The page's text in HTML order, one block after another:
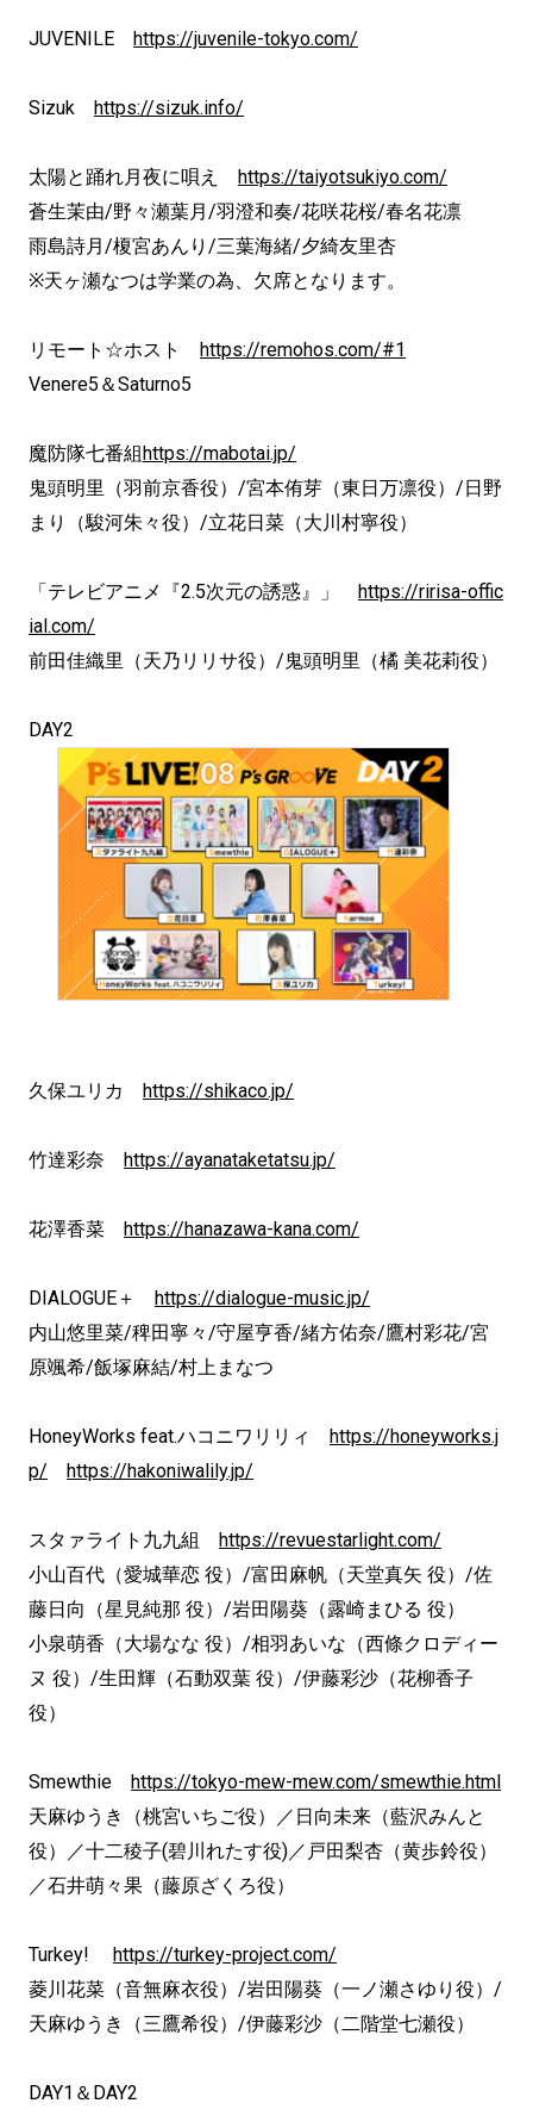
JUVENILE https://juvenile-tokyo.com/
Sizuk https://sizuk.info/
太陽と踊れ月夜に唄え https://taiyotsukiyo.com/
蒼生茉由/野々瀬葉月/羽澄和奏/花咲花桜/春名花凛
雨島詩月/榎宮あんり/三葉海緒/夕綺友里杏
※天ヶ瀬なつは学業の為、欠席となります。
リモート☆ホスト https://remohos.com/#1
Venere5＆Saturno5
魔防隊七番組https://mabotai.jp/
鬼頭明里（羽前京香役）/宮本侑芽（東日万凛役）/日野
まり（駿河朱々役）/立花日菜（大川村寧役）
「テレビアニメ『2.5次元の誘惑』」 https://ririsa-offic
ial.com/
前田佳織里（天乃リリサ役）/鬼頭明里（橘 美花莉役）
DAY2
久保ユリカ https://shikaco.jp/
竹達彩奈 https://ayanataketatsu.jp/
花澤香菜 https://hanazawa-kana.com/
DIALOGUE＋
https://dialogue-music.jp/
内山悠里菜/稗田寧々/守屋亨香/緒方佑奈/鷹村彩花/宮
原颯希/飯塚麻結/村上まなつ
HoneyWorks feat.ハコニワリリィ
https://honeyworks.j
p/
https://hakoniwalily.jp/
スタァライト九九組
https://revuestarlight.com/
小山百代（愛城華恋 役）/富田麻帆（天堂真矢 役）/佐
藤日向（星見純那 役）/岩田陽葵（露崎まひる 役）
小泉萌香（大場なな 役）/相羽あいな（西條クロディー
ヌ 役）/生田輝（石動双葉 役）/伊藤彩沙（花柳香子
役）
Smewthie
https://tokyo-mew-mew.com/smewthie.html
天麻ゆうき（桃宮いちご役）／日向未来（藍沢みんと
役）／十二稜子(碧川れたす役)／戸田梨杏（黄歩鈴役）
／石井萌々果（藤原ざくろ役）
Turkey!
https://turkey-project.com/
菱川花菜（音無麻衣役）/岩田陽葵（一ノ瀬さゆり役）/
天麻ゆうき（三鷹希役）/伊藤彩沙（二階堂七瀬役）
DAY1＆DAY2